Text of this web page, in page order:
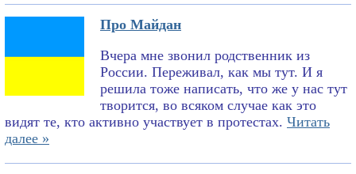
Про Майдан
Вчера мне звонил родственник из
России. Переживал, как мы тут. И я
решила тоже написать, что же у нас тут
творится, во всяком случае как это
видят те, кто активно участвует в протестах. Читать
далее »